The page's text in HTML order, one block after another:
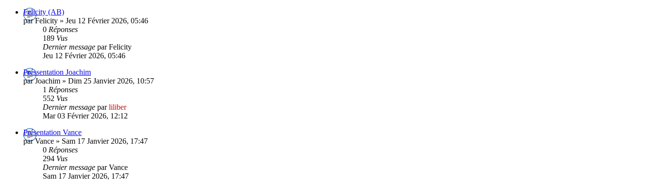
Felicity (AB)
par Felicity » Jeu 12 Février 2026, 05:46
0 Réponses
189 Vus
Dernier message par Felicity
Jeu 12 Février 2026, 05:46
Préssentation Joachim
par Joachim » Dim 25 Janvier 2026, 10:57
1 Réponses
552 Vus
Dernier message parliliber
Mar 03 Février 2026, 12:12
Présentation Vance
par Vance » Sam 17 Janvier 2026, 17:47
0 Réponses
294 Vus
Dernier message par Vance
Sam 17 Janvier 2026, 17:47